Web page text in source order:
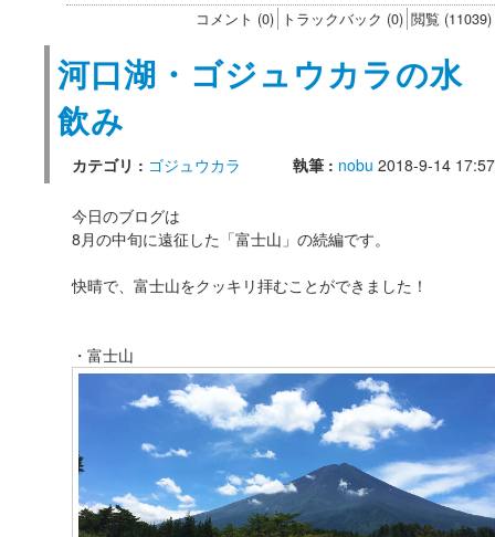
コメント (0) トラックバック (0) 閲覧 (11039)
河口湖・ゴジュウカラの水
飲み
カテゴリ : ゴジュウカラ 執筆 : nobu 2018-9-14 17:57
今日のブログは
8月の中旬に遠征した「富士山」の続編です。
快晴で、富士山をクッキリ拝むことができました！
・富士山